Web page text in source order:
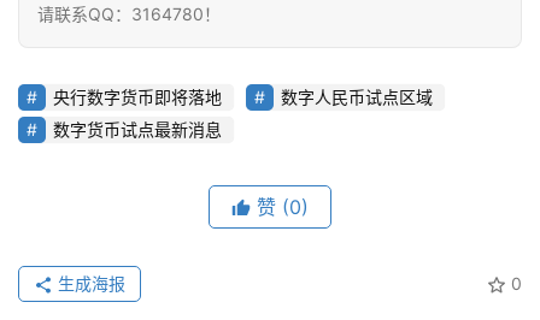
能
度
学
算
请联系QQ：3164780！
央行数字货币即将落地
数字人民币试点区域
数字货币试点最新消息
赞 (0)
0
生成海报